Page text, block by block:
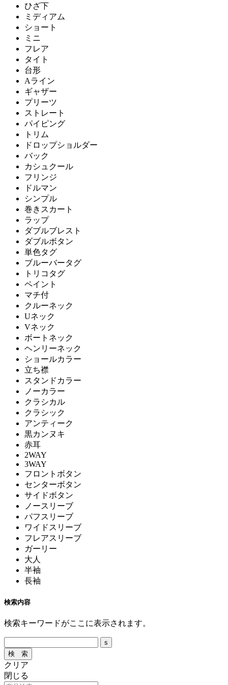
ひざ下
ミディアム
ショート
ミニ
フレア
タイト
台形
Aライン
ギャザー
プリーツ
ストレート
パイピング
トリム
ドロップショルダー
バック
カシュクール
フリンジ
ドルマン
シンプル
巻きスカート
ラップ
ダブルブレスト
ダブルボタン
単色タグ
ブルーバータグ
トリコタグ
ペイント
マチ付
クルーネック
Uネック
Vネック
ボートネック
ヘンリーネック
ショールカラー
立ち襟
スタンドカラー
ノーカラー
クラシカル
クラシック
アンティーク
黒カンヌキ
赤耳
2WAY
3WAY
フロントボタン
センターボタン
サイドボタン
ノースリーブ
パフスリーブ
ワイドスリーブ
フレアスリーブ
ガーリー
大人
半袖
長袖
検索内容
検索キーワードがここに表示されます。
クリア
閉じる